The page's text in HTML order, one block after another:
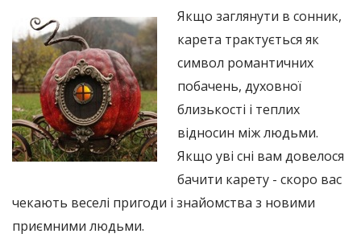
Якщо заглянути в сонник,
карета трактується як
символ романтичних
побачень, духовної
близькості і теплих
відносин між людьми.
Якщо уві сні вам довелося
бачити карету - скоро вас
чекають веселі пригоди і знайомства з новими
приємними людьми.